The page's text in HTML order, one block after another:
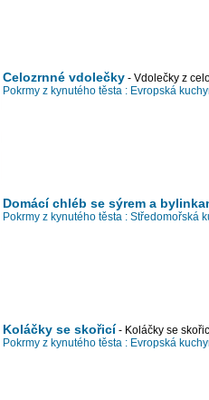
Celozrnné vdolečky - Vdolečky z
Pokrmy z kynutého těsta : Evropská
Domácí chléb se sýrem a
Pokrmy z kynutého těsta : Středomořská
Koláčky se skořicí - Koláčky se
Pokrmy z kynutého těsta : Evropská